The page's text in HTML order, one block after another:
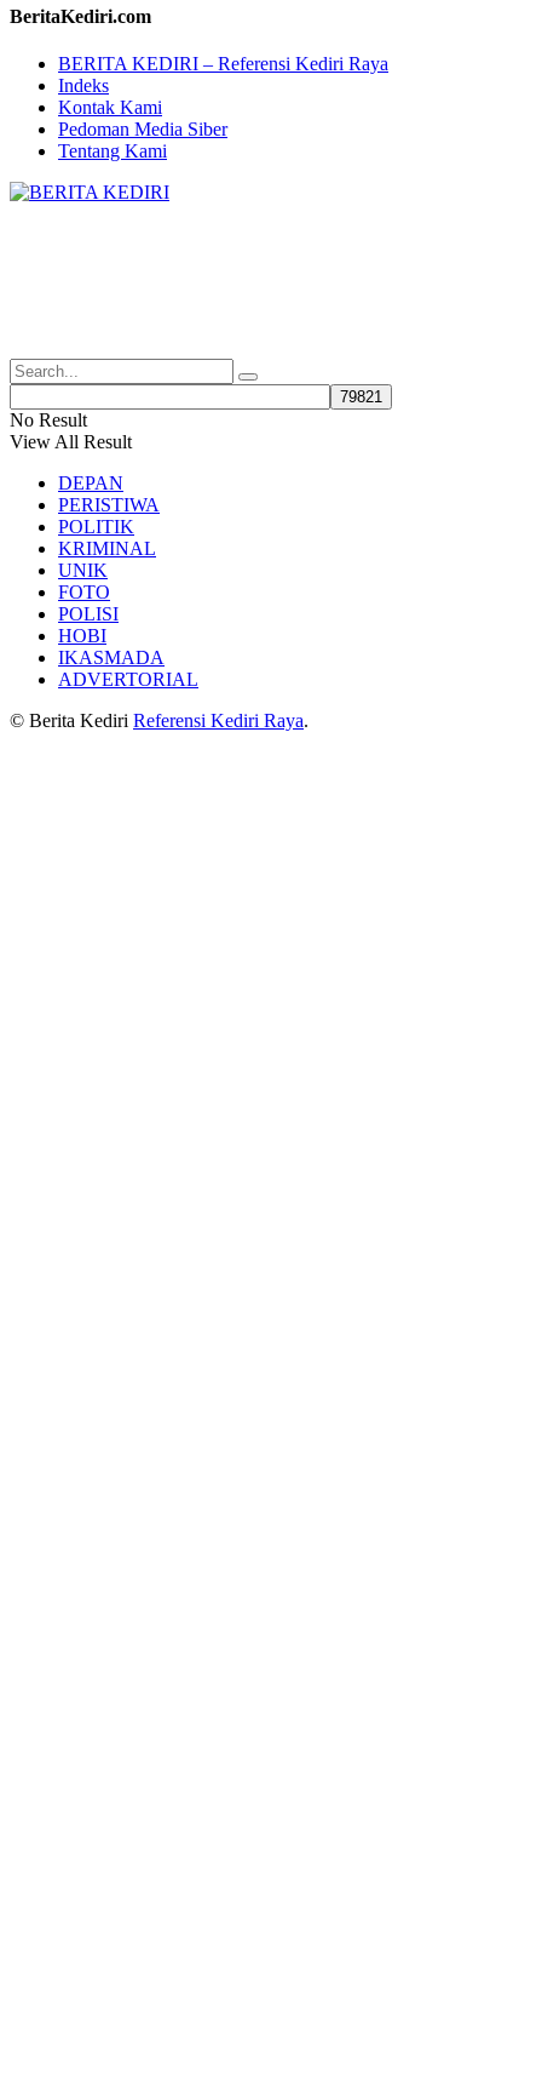
BeritaKediri.com
BERITA KEDIRI – Referensi Kediri Raya
Indeks
Kontak Kami
Pedoman Media Siber
Tentang Kami
No Result
View All Result
DEPAN
PERISTIWA
POLITIK
KRIMINAL
UNIK
FOTO
POLISI
HOBI
IKASMADA
ADVERTORIAL
© Berita Kediri Referensi Kediri Raya.